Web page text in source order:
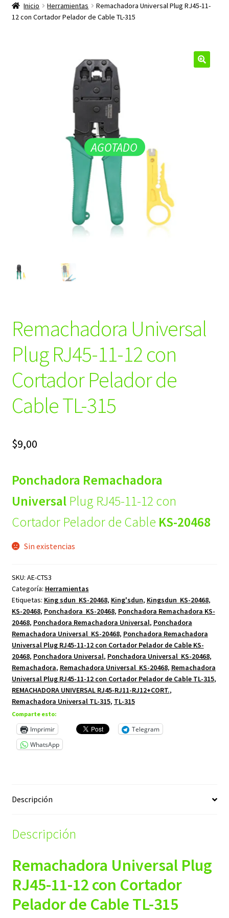
hijo
productos
Inicio Herramientas
Remachadora Universal Plug RJ45-11-
12 con Cortador Pelador de Cable TL-315
AGOTADO
Remachadora Universal
Plug RJ45-11-12 con
Cortador Pelador de
Cable TL-315
$9,00
Ponchadora Remachadora
Universal Plug RJ45-11-12 con
Cortador Pelador de Cable KS-20468
Sin existencias
SKU: AE-CTS3
Categoría: Herramientas
Etiquetas: King sdun KS-20468, King'sdun, Kingsdun KS-20468,
KS-20468, Ponchadora KS-20468, Ponchadora Remachadora KS-
20468, Ponchadora Remachadora Universal, Ponchadora
Remachadora Universal KS-20468, Ponchadora Remachadora
Universal Plug RJ45-11-12 con Cortador Pelador de Cable KS-
20468, Ponchadora Universal, Ponchadora Universal KS-20468,
Remachadora, Remachadora Universal KS-20468, Remachadora
Universal Plug RJ45-11-12 con Cortador Pelador de Cable TL-315,
REMACHADORA UNIVERSAL RJ45-RJ11-RJ12+CORT.,
Remachadora Universal TL-315, TL-315
Comparte esto:
Imprimir
Telegram
WhatsApp
Descripción
Descripción
Remachadora Universal Plug
RJ45-11-12 con Cortador
Pelador de Cable TL-315